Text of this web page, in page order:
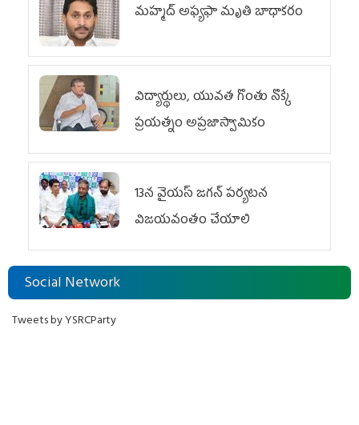
మహ్మద్‌ అఫ్యఫా మృతి బాధాకరం
విద్యార్థులు, యువత గొంతు నొక్కే
ప్రయత్నం అప్రజాస్వామికం
13న వైయస్‌ జగన్‌ పర్యటన
విజయవంతం చేయాలి
Social Network
Tweets by YSRCParty